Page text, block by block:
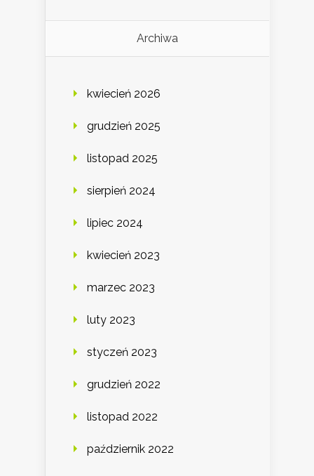
Archiwa
kwiecień 2026
grudzień 2025
listopad 2025
sierpień 2024
lipiec 2024
kwiecień 2023
marzec 2023
luty 2023
styczeń 2023
grudzień 2022
listopad 2022
październik 2022